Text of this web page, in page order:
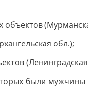
объектов
обл.);
были